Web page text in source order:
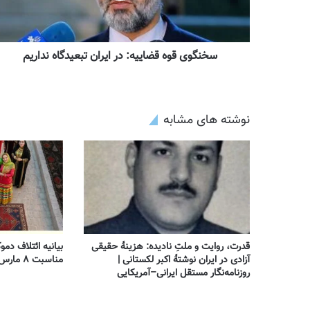
سخنگوی قوه قضاییه: در ایران تبعیدگاه نداریم
نوشته های مشابه
قدرت، روایت و ملتِ نادیده: هزینهٔ حقیقی
آزادی در ایران نوشتهٔ اکبر لکستانی |
روزنامه‌نگار مستقل ایرانی–آمریکایی
بیانیه ائتلاف
مناسبت ۸ مارس – روز جهانی زن